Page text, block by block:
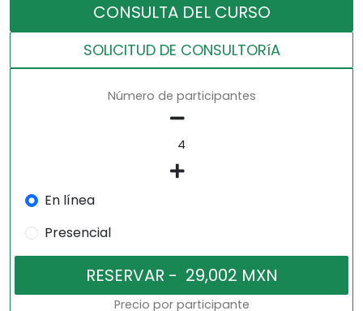
CONSULTA DEL CURSO
SOLICITUD DE CONSULTORíA
Número de participantes
En línea
Presencial
Precio por participante